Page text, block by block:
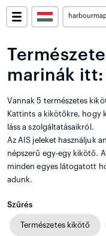
marinák itt:
Vannak 5 természetes
Kattints a kikötőkre, hogy
láss a szolgáltatásaikról.
Az AIS jeleket használjuk
népszerű egy-egy kikötő.
minden egyes látogatott
adunk.
Szűrés
Természetes kikötő